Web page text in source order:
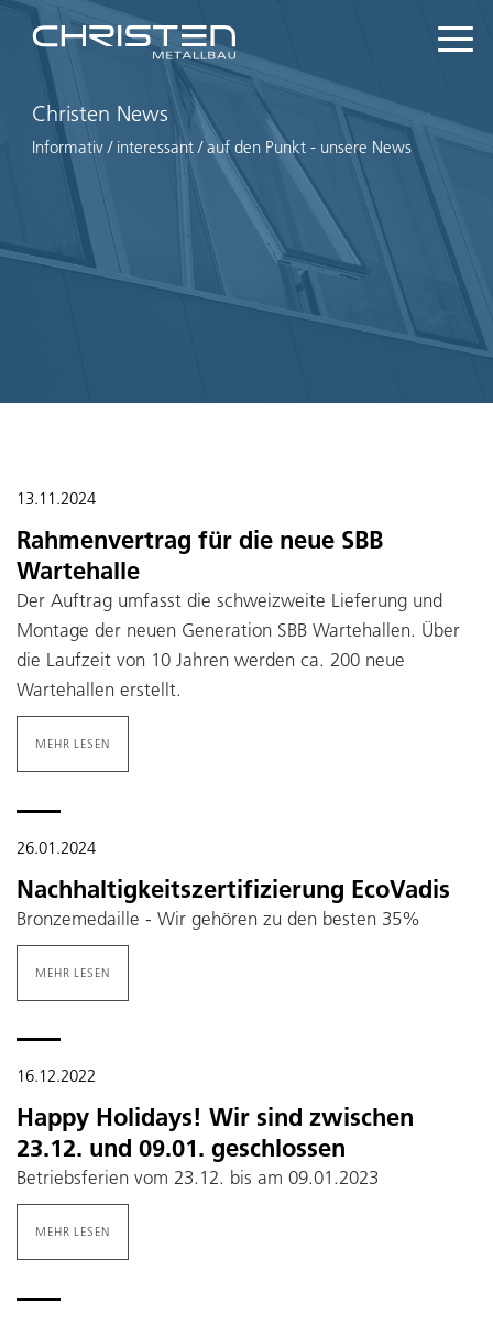
Christen News
Informativ / interessant / auf den Punkt - unsere News
13.11.2024
Rahmenvertrag für die neue SBB
Wartehalle
Der Auftrag umfasst die schweizweite Lieferung und
Montage der neuen Generation SBB Wartehallen. Über
die Laufzeit von 10 Jahren werden ca. 200 neue
Wartehallen erstellt.
MEHR LESEN
26.01.2024
Nachhaltigkeitszertifizierung EcoVadis
Bronzemedaille - Wir gehören zu den besten 35%
MEHR LESEN
16.12.2022
Happy Holidays! Wir sind zwischen
23.12. und 09.01. geschlossen
Betriebsferien vom 23.12. bis am 09.01.2023
MEHR LESEN